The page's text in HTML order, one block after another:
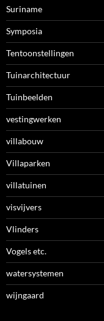
Suriname
Symposia
Tentoonstellingen
Tuinarchitectuur
Tuinbeelden
vestingwerken
villabouw
Villaparken
villatuinen
visvijvers
Vlinders
Vogels etc.
watersystemen
wijngaard